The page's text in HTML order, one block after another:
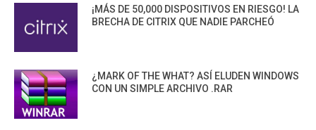
¡MÁS DE 50,000 DISPOSITIVOS EN RIESGO! LA
BRECHA DE CITRIX QUE NADIE PARCHEÓ
¿MARK OF THE WHAT? ASÍ ELUDEN WINDOWS
CON UN SIMPLE ARCHIVO .RAR